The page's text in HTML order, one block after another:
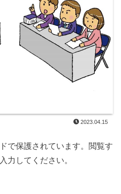
2023.04.15
で保護されています。閲覧す
力してください。